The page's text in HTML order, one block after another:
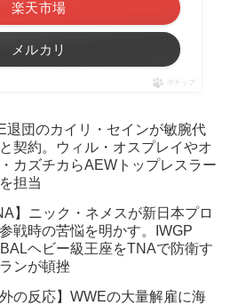
楽天市場
メルカリ
ポチップ
退団のカイリ・セインが敏腕代
契約。ウィル・オスプレイやオ
カズチカらAEWトップレスラー
担当
】ニック・ネメスが新日本プロ
戦時の苦悩を明かす。IWGP
ヘビー級王座をTNAで防衛す
ンが頓挫
外の反応】WWEの大量解雇に海